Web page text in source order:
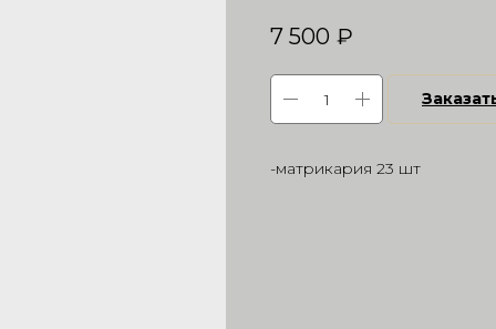
7 500 ₽
-матрикария 23 шт